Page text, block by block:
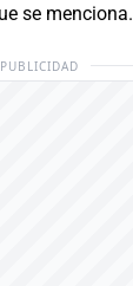
se menciona.
PUBLICIDAD